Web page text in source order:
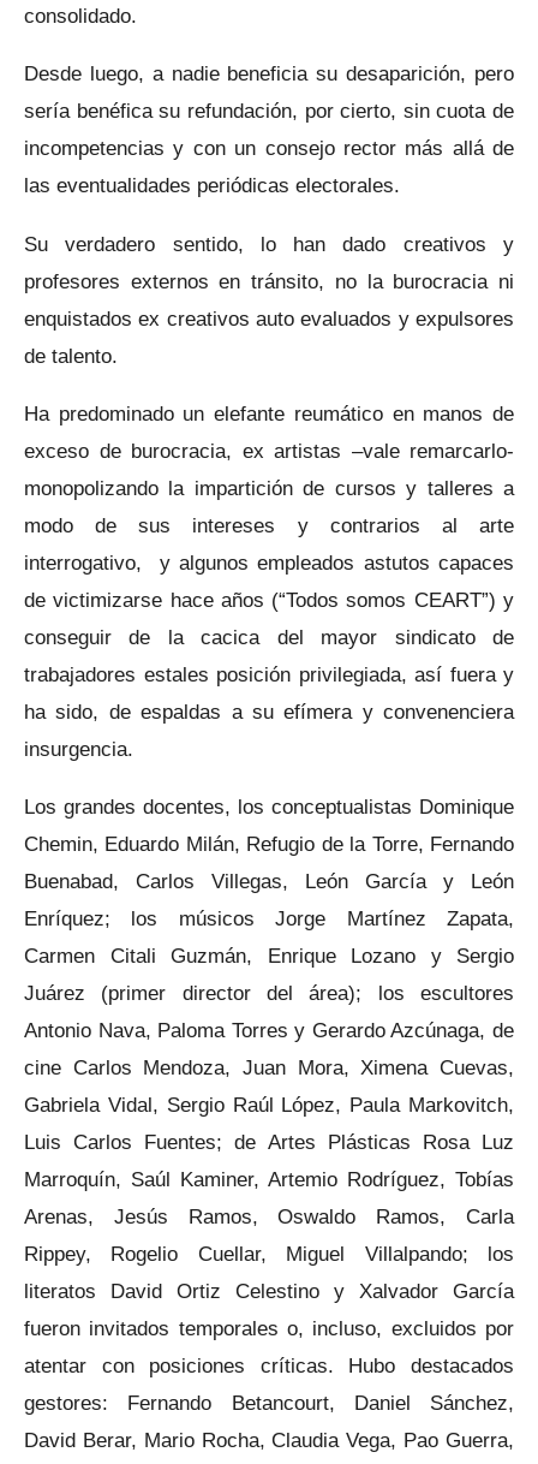
consolidado.
Desde luego, a nadie beneficia su desaparición, pero
sería benéfica su refundación, por cierto, sin cuota de
incompetencias y con un consejo rector más allá de
las eventualidades periódicas electorales.
Su verdadero sentido, lo han dado creativos y
profesores externos en tránsito, no la burocracia ni
enquistados ex creativos auto evaluados y expulsores
de talento.
Ha predominado un elefante reumático en manos de
exceso de burocracia, ex artistas –vale remarcarlo-
monopolizando la impartición de cursos y talleres a
modo de sus intereses y contrarios al arte
interrogativo, y algunos empleados astutos capaces
de victimizarse hace años (“Todos somos CEART”) y
conseguir de la cacica del mayor sindicato de
trabajadores estales posición privilegiada, así fuera y
ha sido, de espaldas a su efímera y convenenciera
insurgencia.
Los grandes docentes, los conceptualistas Dominique
Chemin, Eduardo Milán, Refugio de la Torre, Fernando
Buenabad, Carlos Villegas, León García y León
Enríquez; los músicos Jorge Martínez Zapata,
Carmen Citali Guzmán, Enrique Lozano y Sergio
Juárez (primer director del área); los escultores
Antonio Nava, Paloma Torres y Gerardo Azcúnaga, de
cine Carlos Mendoza, Juan Mora, Ximena Cuevas,
Gabriela Vidal, Sergio Raúl López, Paula Markovitch,
Luis Carlos Fuentes; de Artes Plásticas Rosa Luz
Marroquín, Saúl Kaminer, Artemio Rodríguez, Tobías
Arenas, Jesús Ramos, Oswaldo Ramos, Carla
Rippey, Rogelio Cuellar, Miguel Villalpando; los
literatos David Ortiz Celestino y Xalvador García
fueron invitados temporales o, incluso, excluidos por
atentar con posiciones críticas. Hubo destacados
gestores: Fernando Betancourt, Daniel Sánchez,
David Berar, Mario Rocha, Claudia Vega, Pao Guerra,